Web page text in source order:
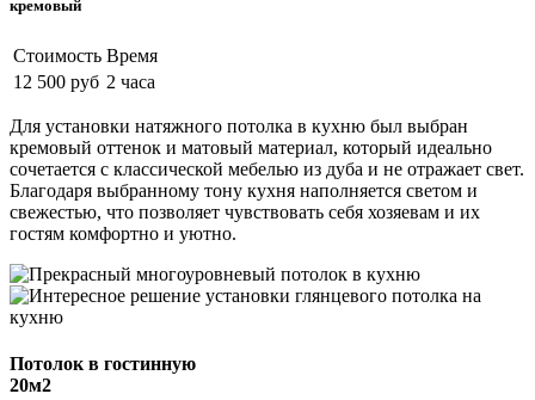
кремовый
Стоимость Время
12 500 руб 2 часа
Для установки натяжного потолка в кухню был выбран
кремовый оттенок и матовый материал, который идеально
сочетается с классической мебелью из дуба и не отражает свет.
Благодаря выбранному тону кухня наполняется светом и
свежестью, что позволяет чувствовать себя хозяевам и их
гостям комфортно и уютно.
Потолок в гостинную
20м2